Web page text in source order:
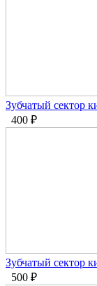
Зубчатый сектор
400 ₽
Зубчатый сектор
500 ₽